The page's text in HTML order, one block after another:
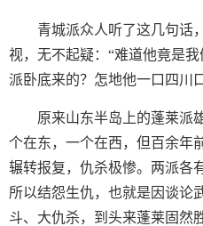
青城派众人听了这几句话
视，无不起疑：“难道他竟是
派卧底来的？怎地他一口四川
原来山东半岛上的蓬莱派
个在东，一个在西，但百余年
辗转报复，仇杀极惨。两派各
所以结怨生仇，也就是因谈论
斗、大仇杀，到头来蓬莱固然